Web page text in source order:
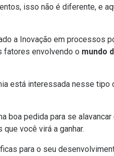
isso não é diferente, e
a Inovação em processos
fatores envolvendo o mundo
está interessada nesse tipo
boa pedida para se alavancar
você virá a ganhar.
para o seu